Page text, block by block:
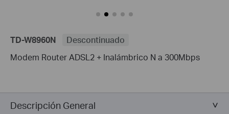
TD-W8960N
Descontinuado
Modem Router ADSL2 + Inalámbrico N a 300Mbps
Descripción General